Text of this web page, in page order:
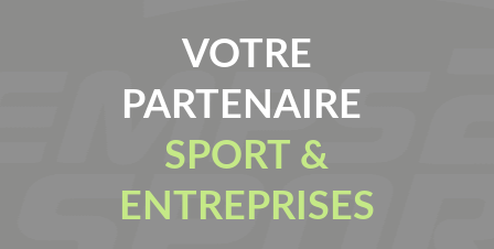
VOTRE
PARTENAIRE
SPORT &
ENTREPRISES